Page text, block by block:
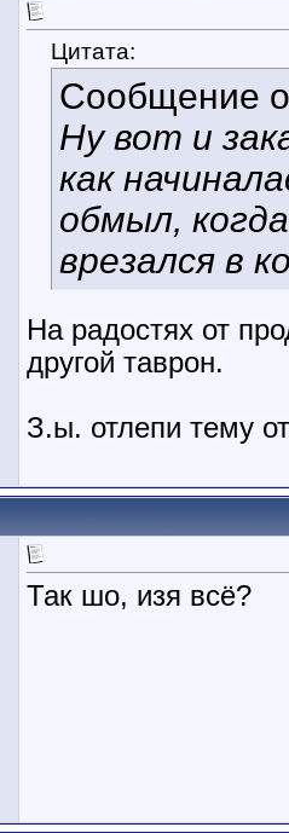
Цитата:
Сообщение
Ну вот и
как
обмыл,
врезался в
На радостях от
другой таврон.
З.ы. отлепи тему
Так шо, изя всё?